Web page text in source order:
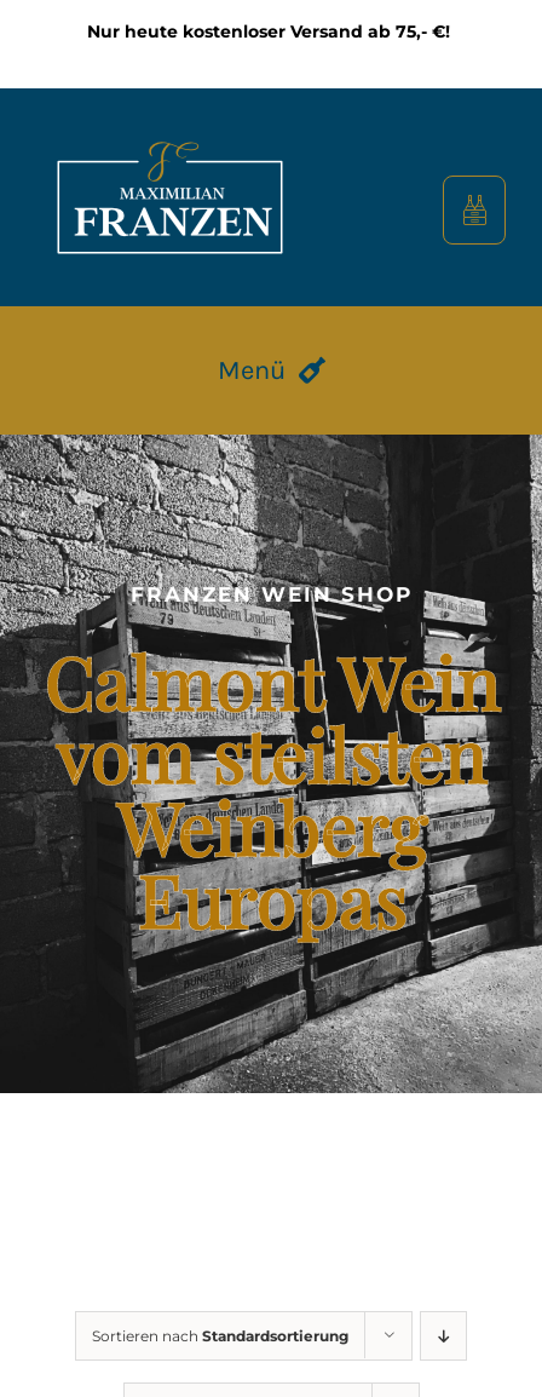
Nur heute kostenloser Versand ab 75,- €!
Menü
HOME
CALMONT WEINBERG
SHOP – FRANZEN WEIN VOM STEILSTEN WEINBERG
EUROPAS
BLOG – CALMONT WINE
KONTAKT
FRANZENKOCHT.DE
FRANZEN WEIN SHOP
Calmont Wein
vom steilsten
Weinberg
Europas
Sortieren nach Standardsortierung